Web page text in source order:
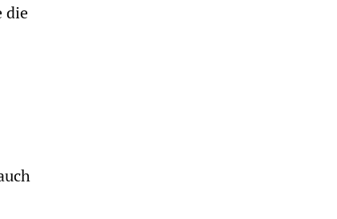
die